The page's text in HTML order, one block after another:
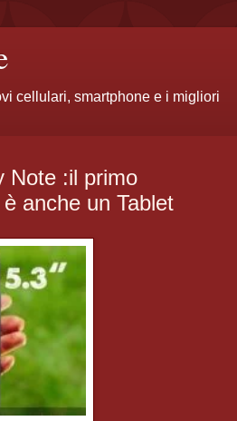
cellulari, smartphone e i migliori
Note :il primo
anche un Tablet